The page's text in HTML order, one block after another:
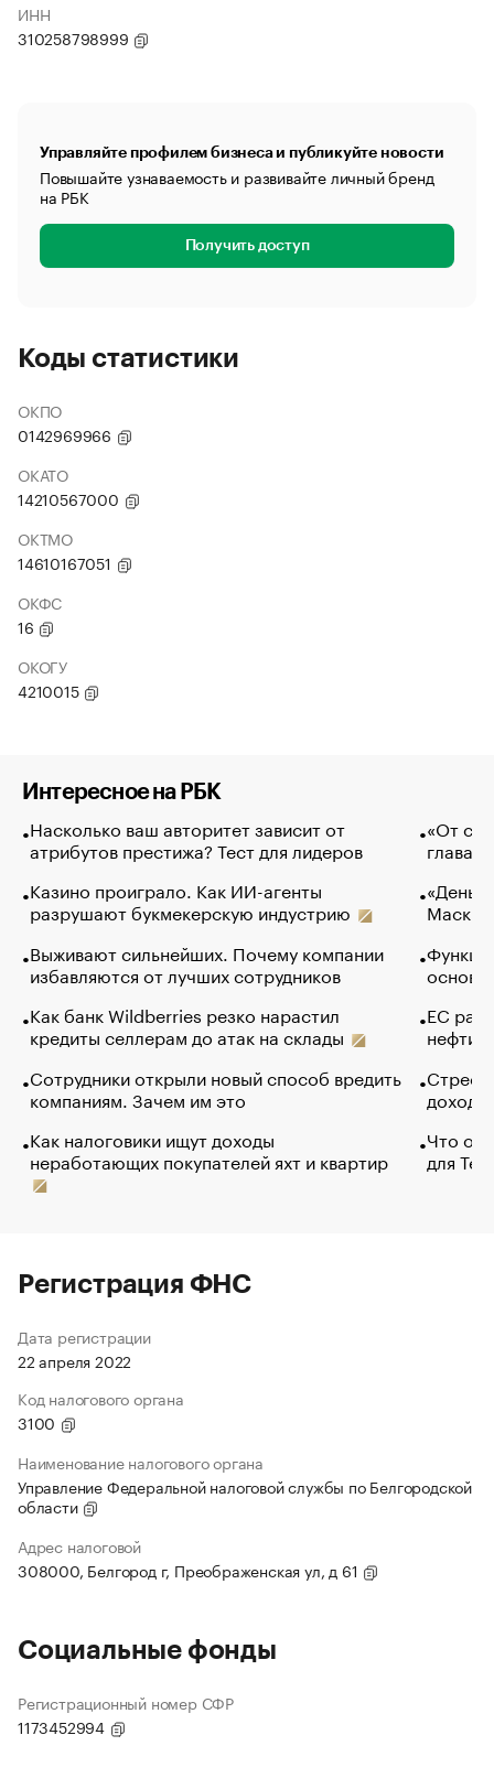
ИНН
310258798999
Управляйте профилем бизнеса и публикуйте новости
Повышайте узнаваемость и развивайте личный бренд
на РБК
Получить доступ
Коды статистики
ОКПО
0142969966
ОКАТО
14210567000
ОКТМО
14610167051
ОКФС
16
ОКОГУ
4210015
Интересное на РБК
Насколько ваш авторитет зависит от
атрибутов престижа? Тест для лидеров
Казино проиграло. Как ИИ-агенты
разрушают букмекерскую индустрию
Выживают сильнейших. Почему компании
избавляются от лучших сотрудников
Как банк Wildberries резко нарастил
кредиты селлерам до атак на склады
Сотрудники открыли новый способ вредить
компаниям. Зачем им это
Как налоговики ищут доходы
неработающих покупателей яхт и квартир
«От
глава
Маск в
основ
ЕС
нефти
Что
для
Регистрация ФНС
Дата регистрации
22 апреля 2022
Код налогового органа
3100
Наименование налогового органа
Управление Федеральной налоговой службы по Белгородской
области
Адрес налоговой
308000, Белгород г, Преображенская ул, д 61
Социальные фонды
Регистрационный номер СФР
1173452994